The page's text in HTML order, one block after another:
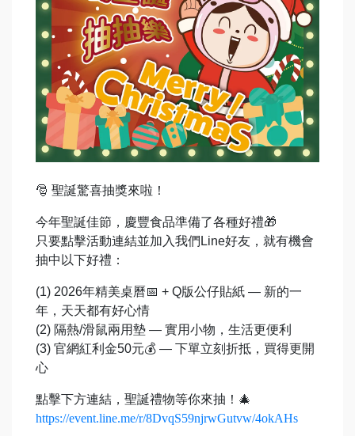
🎅 聖誕驚喜抽獎來啦！
今年聖誕佳節，慶豐食品準備了各種好禮🎁
只要點擊活動連結並加入我們Line好友，就有機會
抽中以下好禮：
(1) 2026年精美桌曆📅 + Q版公仔貼紙 — 新的一
年，天天都有好心情
(2) 隔熱/滑鼠兩用墊 — 實用小物，生活更便利
(3) 官網紅利金50元💰 — 下單立刻折抵，買得更開
心
點擊下方連結，聖誕禮物等你來抽！🎄
https://event.line.me/r/8DvqS59njrwGutvw/4okAHs